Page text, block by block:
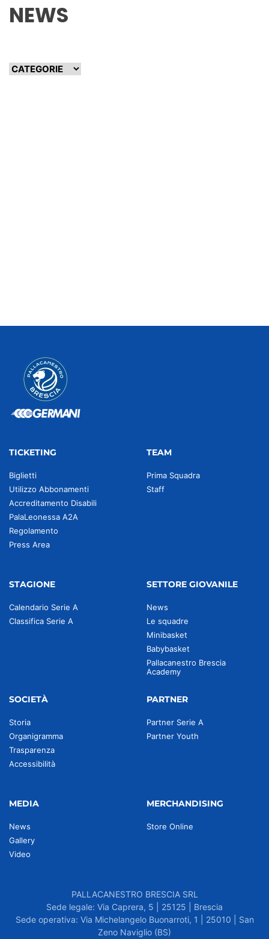
NEWS
TICKETING
Biglietti
Utilizzo Abbonamenti
Accreditamento Disabili
PalaLeonessa A2A
Regolamento
Press Area
TEAM
Prima Squadra
Staff
STAGIONE
Calendario Serie A
Classifica Serie A
SETTORE GIOVANILE
News
Le squadre
Minibasket
Babybasket
Pallacanestro Brescia
Academy
SOCIETÀ
Storia
Organigramma
Trasparenza
Accessibilità
PARTNER
Partner Serie A
Partner Youth
MEDIA
News
Gallery
Video
MERCHANDISING
Store Online
PALLACANESTRO BRESCIA SRL
Sede legale: Via Caprera, 5 | 25125 | Brescia
Sede operativa: Via Michelangelo Buonarroti, 1 | 25010 | San
Zeno Naviglio (BS)